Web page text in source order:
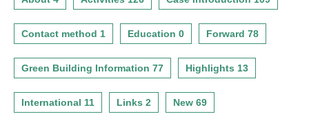
Contact method 1 Education 0 Forward 78
Green Building Information 77 Highlights 13
International 11 Links 2 New 69